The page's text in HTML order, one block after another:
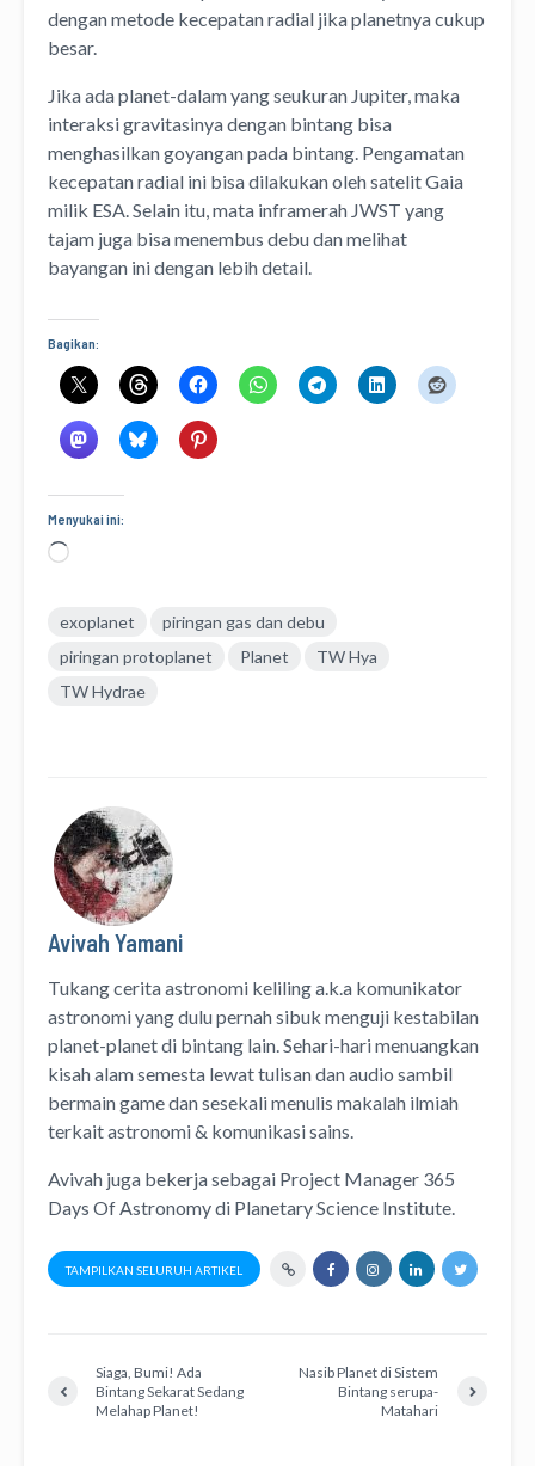
dengan metode kecepatan radial jika planetnya cukup
besar.
Jika ada planet-dalam yang seukuran Jupiter, maka
interaksi gravitasinya dengan bintang bisa
menghasilkan goyangan pada bintang. Pengamatan
kecepatan radial ini bisa dilakukan oleh satelit Gaia
milik ESA. Selain itu, mata inframerah JWST yang
tajam juga bisa menembus debu dan melihat
bayangan ini dengan lebih detail.
Bagikan:
Menyukai ini:
Memuat...
exoplanet
piringan gas dan debu
piringan protoplanet
Planet
TW Hya
TW Hydrae
Avivah Yamani
Tukang cerita astronomi kelilinga.k.a komunikator
astronomiyang dulu pernah sibuk menguji kestabilan
planet-planet di bintang lain. Sehari-hari menuangkan
kisah alam semesta lewattulisandanaudio sambil
bermain game dan sesekali menulis makalah ilmiah
terkait astronomi & komunikasi sains.
Avivah juga bekerja sebagai Project Manager 365
Days Of Astronomydi Planetary Science Institute.
TAMPILKAN SELURUH ARTIKEL
Siaga, Bumi! Ada
Bintang Sekarat Sedang
Melahap Planet!
Nasib Planet di Sistem
Bintang serupa-
Matahari